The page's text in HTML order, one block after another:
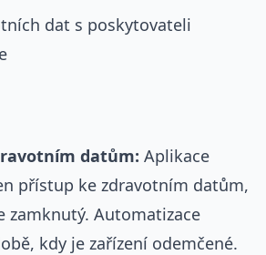
dat s poskytovateli
datům: Aplikace
přístup ke zdravotním datům,
zamknutý. Automatizace
kdy je zařízení odemčené.